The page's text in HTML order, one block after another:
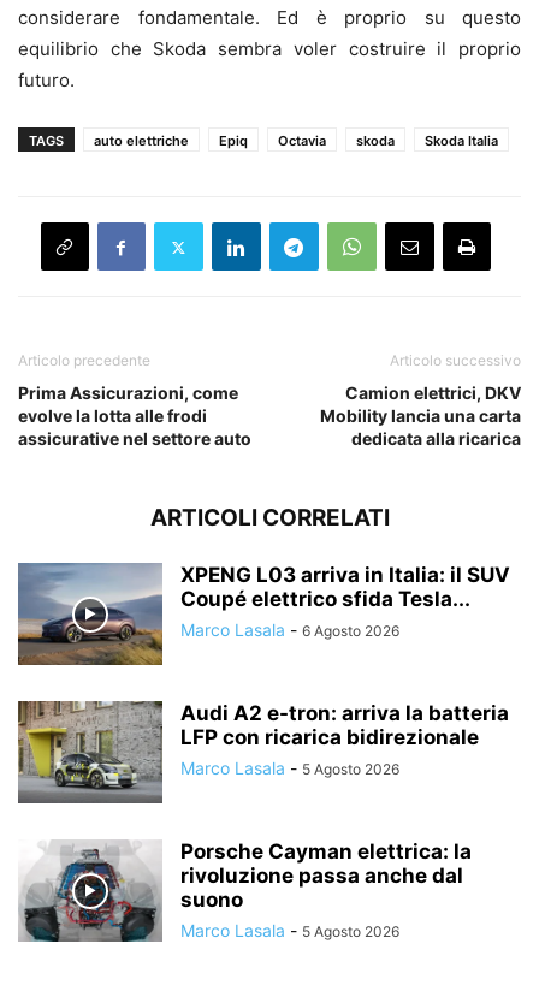
considerare fondamentale. Ed è proprio su questo
equilibrio che Skoda sembra voler costruire il proprio
futuro.
TAGS auto elettriche Epiq Octavia skoda Skoda Italia
Articolo precedente
Prima Assicurazioni, come
evolve la lotta alle frodi
assicurative nel settore auto
Articolo successivo
Camion elettrici, DKV
Mobility lancia una carta
dedicata alla ricarica
ARTICOLI CORRELATI
XPENG L03 arriva in Italia: il SUV
Coupé elettrico sfida Tesla...
Marco Lasala - 6 Agosto 2026
Audi A2 e-tron: arriva la batteria
LFP con ricarica bidirezionale
Marco Lasala - 5 Agosto 2026
Porsche Cayman elettrica: la
rivoluzione passa anche dal
suono
Marco Lasala - 5 Agosto 2026